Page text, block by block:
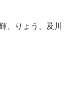
、りょう、及川